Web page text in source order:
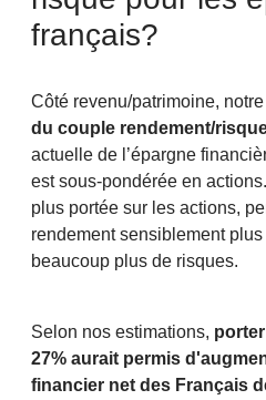
français?
Côté revenu/patrimoine, notre
du couple rendement/
actuelle de l’épargne
est sous-pondérée en
plus portée sur les actions,
rendement sensiblement
beaucoup plus de risques.
Selon nos estimations,
27% aurait permis
financier net des Français